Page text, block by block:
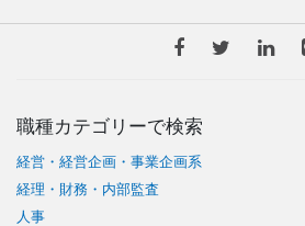
職種カテゴリーで検索
経営・経営企画・事業企画系
経理・財務・内部監査
人事